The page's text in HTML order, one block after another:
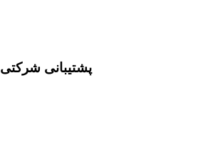
پشتیبانی شرکتی